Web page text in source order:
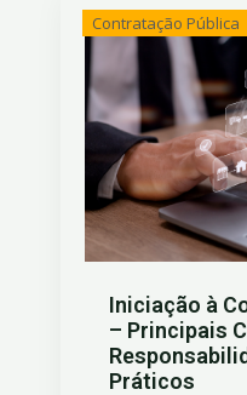
Contratação Pública
Iniciação à
– Principais
Práticos